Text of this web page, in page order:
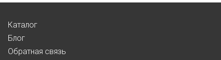
Каталог
Блог
Обратная связь